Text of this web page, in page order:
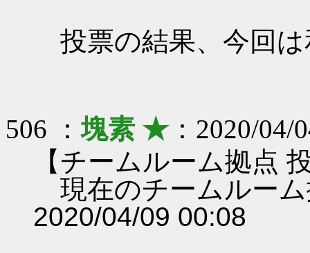
投票の結果、今回
506 ：塊素 ★：2020/04/
【チームルーム拠点
現在のチームルー
2020/04/09 00:08